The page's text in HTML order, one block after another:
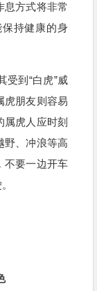
息方式将非常
持健康的身
受到“白虎”威
虎朋友则容易
属虎人应时刻
野、冲浪等高
不要一边开车